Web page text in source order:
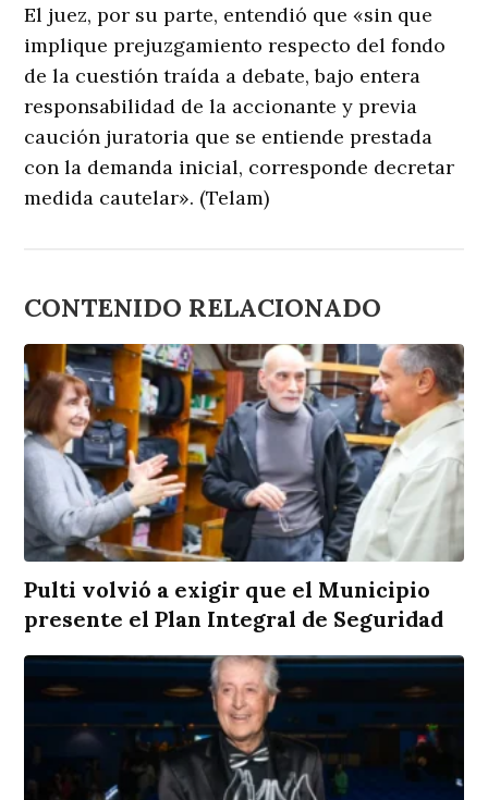
El juez, por su parte, entendió que «sin que
implique prejuzgamiento respecto del fondo
de la cuestión traída a debate, bajo entera
responsabilidad de la accionante y previa
caución juratoria que se entiende prestada
con la demanda inicial, corresponde decretar
medida cautelar». (Telam)
CONTENIDO RELACIONADO
Pulti volvió a exigir que el Municipio
presente el Plan Integral de Seguridad